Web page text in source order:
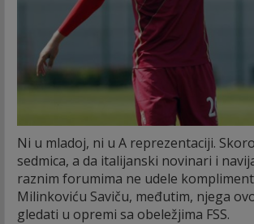
Ni u mladoj, ni u A reprezentaciji.
sedmica, a da italijanski novinari i
raznim forumima ne udele
Milinkoviću Saviču, međutim, njega
gledati u opremi sa obeležjima FSS.